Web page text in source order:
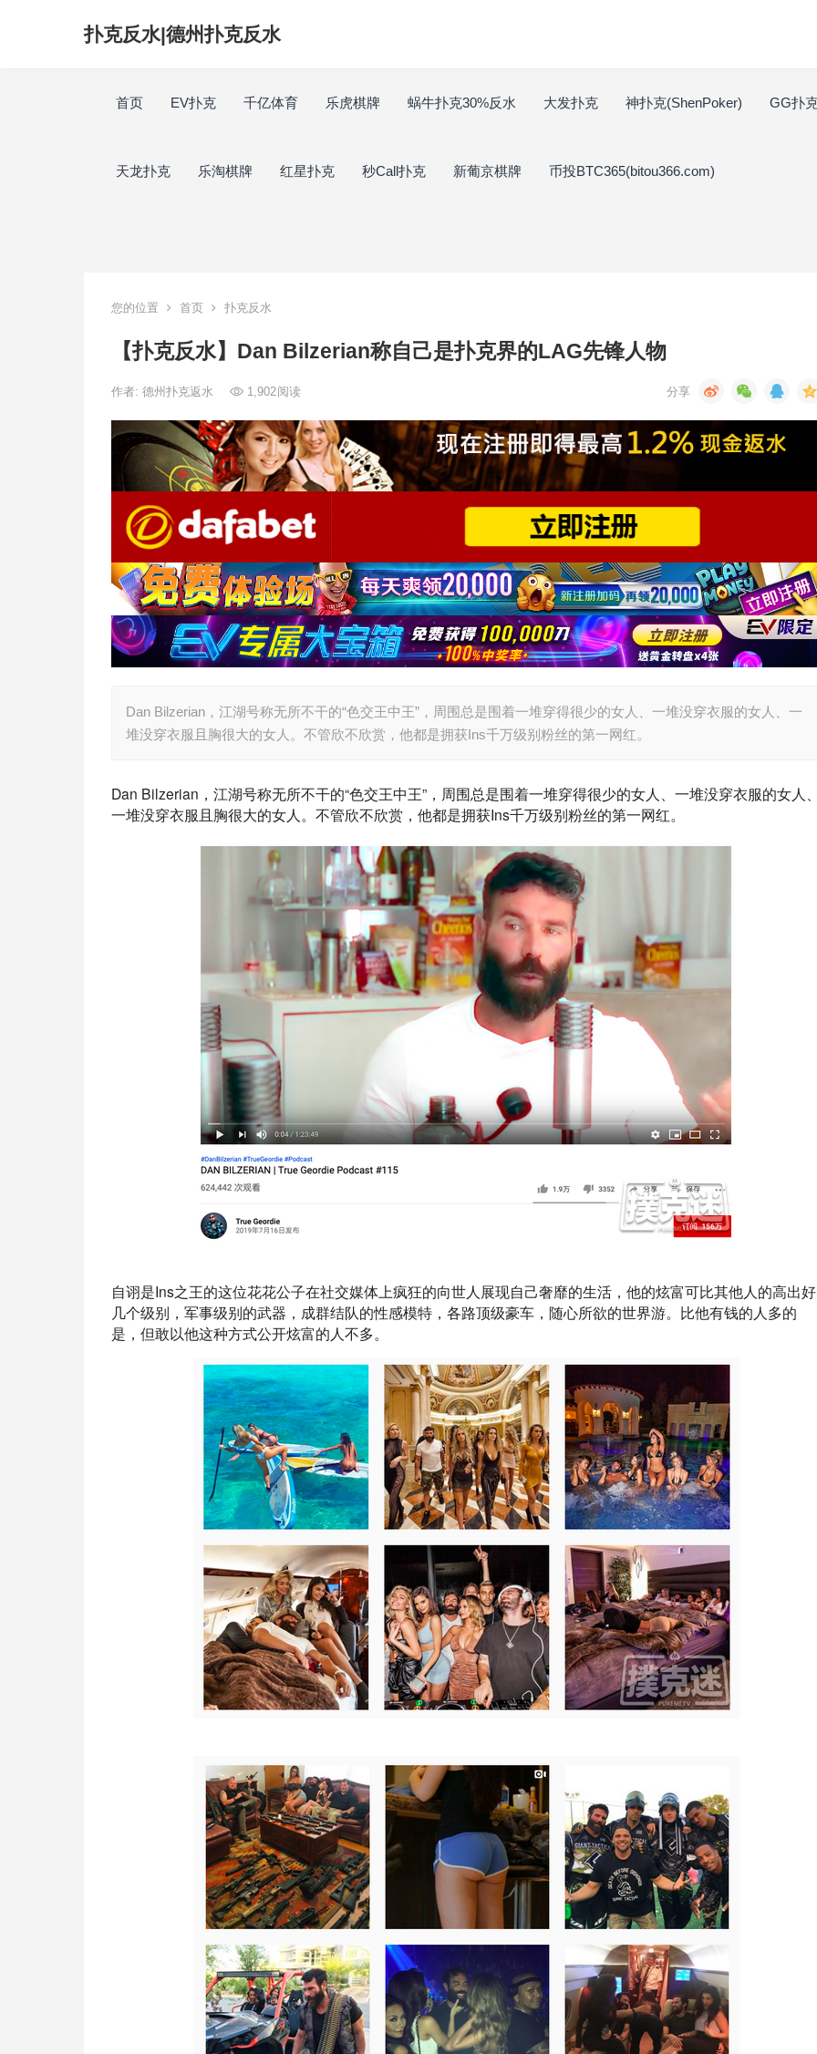
扑克反水|德州扑克反水
首页 EV扑克 千亿体育 乐虎棋牌 蜗牛扑克30%反水 大发扑克 神扑克(ShenPoker) GG扑
天龙扑克 乐淘棋牌 红星扑克 秒Call扑克 新葡京棋牌 币投BTC365(bitou366.com)
您的位置 首页 扑克反水
【扑克反水】Dan Bilzerian称自己是扑克界的LAG先锋人物
作者: 德州扑克返水 1,902阅读
Dan Bilzerian，江湖号称无所不干的“色交王中王”，周围总是围着一堆穿得很少的女人、一堆没穿衣服的女人、一
堆没穿衣服且胸很大的女人。不管欣不欣赏，他都是拥获Ins千万级别粉丝的第一网红。
Dan Bilzerian，江湖号称无所不干的“色交王中王”，周围总是围着一堆穿得很少的女人、一堆没穿衣服的女人
一堆没穿衣服且胸很大的女人。不管欣不欣赏，他都是拥获Ins千万级别粉丝的第一网红。
自诩是Ins之王的这位花花公子在社交媒体上疯狂的向世人展现自己奢靡的生活，他的炫富可比其他人的高出好
几个级别，军事级别的武器，成群结队的性感模特，各路顶级豪车，随心所欲的世界游。比他有钱的人多的
是，但敢以他这种方式公开炫富的人不多。